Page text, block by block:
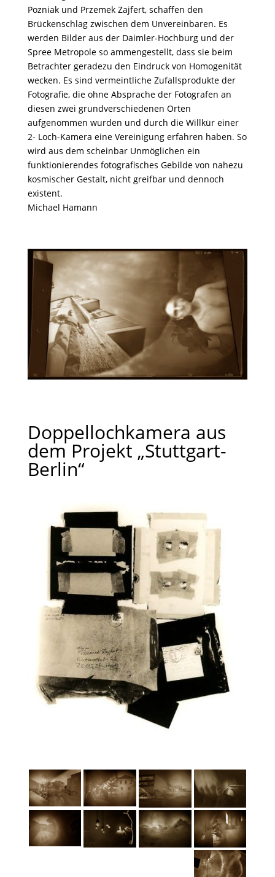
Pozniak und Przemek Zajfert, schaffen den
Brückenschlag zwischen dem Unvereinbaren. Es
werden Bilder aus der Daimler-Hochburg und der
Spree Metropole so ammengestellt, dass sie beim
Betrachter geradezu den Eindruck von Homogenität
wecken. Es sind vermeintliche Zufallsprodukte der
Fotografie, die ohne Absprache der Fotografen an
diesen zwei grundverschiedenen Orten
aufgenommen wurden und durch die Willkür einer
2- Loch-Kamera eine Vereinigung erfahren haben. So
wird aus dem scheinbar Unmöglichen ein
funktionierendes fotografisches Gebilde von nahezu
kosmischer Gestalt, nicht greifbar und dennoch
existent.
Michael Hamann
Doppellochkamera aus
dem Projekt „Stuttgart-
Berlin“